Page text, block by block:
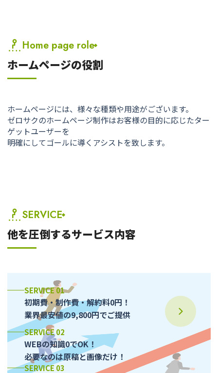
Home page role
ホームページの役割
ホームページには、様々な種類や用途がございます。
ゼロサクのホームページ制作はお客様の目的に応じたター
ゲットユーザーを
明確にしてゴールに導くアシストを致します。
SERVICE
他を圧倒するサービス内容
SERVICE 01
初期費・制作費・解約料0円！
業界最安値の9,800円でご提供
SERVICE 02
WEBの知識0でOK！
必要なのは原稿と画像だけ！
SERVICE 03